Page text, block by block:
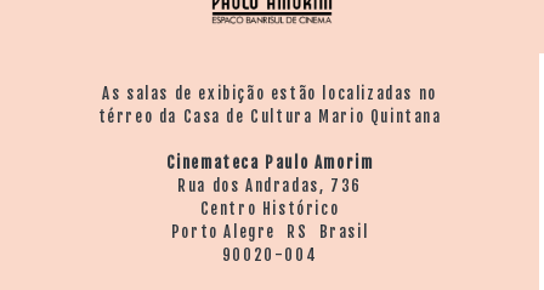
As salas de exibição estão localizadas no
térreo da Casa de Cultura Mario Quintana
Cinemateca Paulo Amorim
Rua dos Andradas, 736
Centro Histórico
Porto Alegre RS Brasil
90020-004